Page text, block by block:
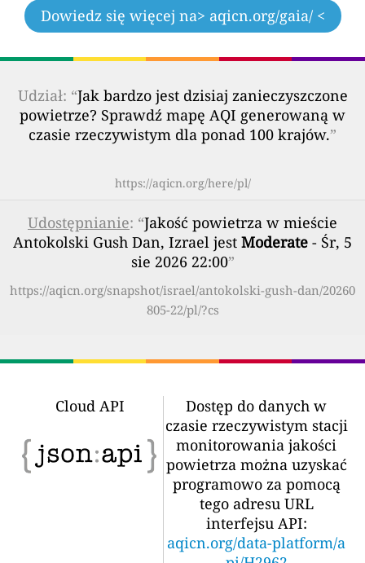
Dowiedz się więcej na> aqicn.org/gaia/ <
Udział: “Jak bardzo jest dzisiaj zanieczyszczone
powietrze? Sprawdź mapę AQI generowaną w
czasie rzeczywistym dla ponad 100 krajów.”
https://aqicn.org/here/pl/
Udostępnianie: “Jakość powietrza w mieście
Antokolski Gush Dan, Izrael jest Moderate - Śr, 5
sie 2026 22:00”
https://aqicn.org/snapshot/israel/antokolski-gush-dan/20260
805-22/pl/?cs
Cloud API
Dostęp do danych w
czasie rzeczywistym stacji
monitorowania jakości
powietrza można uzyskać
programowo za pomocą
tego adresu URL
interfejsu API:
aqicn.org/data-platform/a